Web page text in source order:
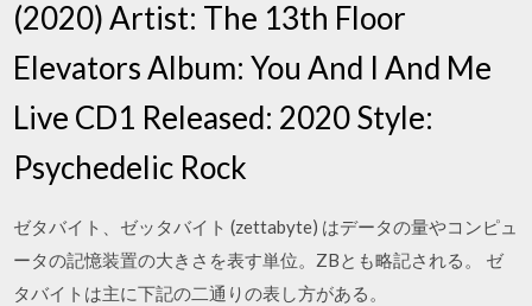
(2020) Artist: The 13th Floor
Elevators Album: You And I And Me
Live CD1 Released: 2020 Style:
Psychedelic Rock
ゼタバイト、ゼッタバイト (zettabyte) はデータの量やコンピュ
ータの記憶装置の大きさを表す単位。ZBとも略記される。 ゼ
タバイトは主に下記の二通りの表し方がある。